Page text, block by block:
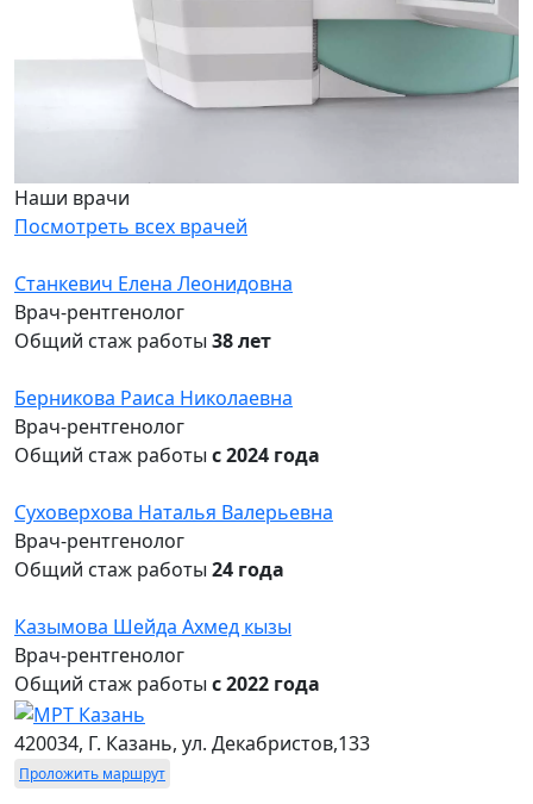
Наши врачи
Посмотреть всех врачей
Станкевич Елена Леонидовна
Врач-рентгенолог
Общий стаж работы 38 лет
Берникова Раиса Николаевна
Врач-рентгенолог
Общий стаж работы с 2024 года
Суховерхова Наталья Валерьевна
Врач-рентгенолог
Общий стаж работы 24 года
Казымова Шейда Ахмед кызы
Врач-рентгенолог
Общий стаж работы с 2022 года
420034, Г. Казань, ул. Декабристов,133
Проложить маршрут